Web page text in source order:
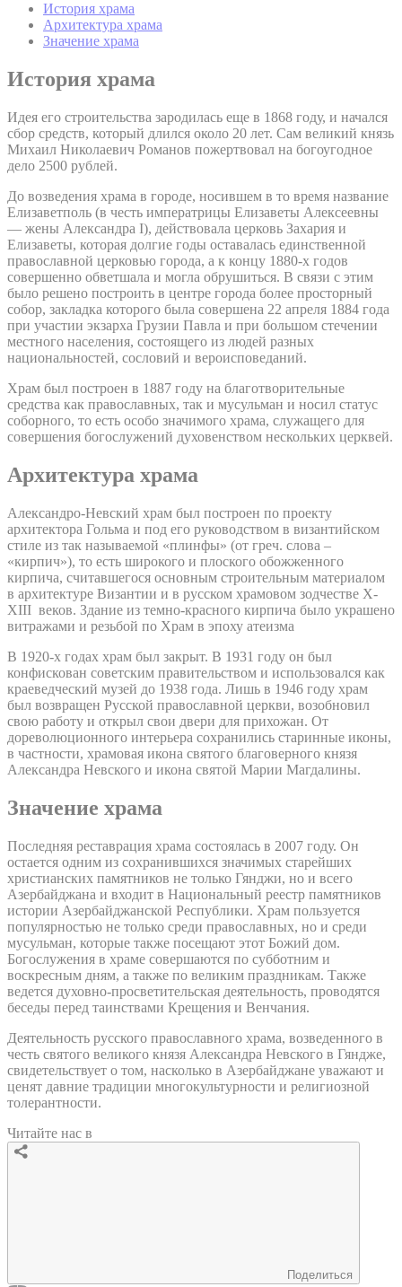
История храма
Архитектура храма
Значение храма
История храма
Идея его строительства зародилась еще в 1868 году, и начался
сбор средств, который длился около 20 лет. Сам великий князь
Михаил Николаевич Романов пожертвовал на богоугодное
дело 2500 рублей.
До возведения храма в городе, носившем в то время название
Елизаветполь (в честь императрицы Елизаветы Алексеевны
— жены Александра I), действовала церковь Захария и
Елизаветы, которая долгие годы оставалась единственной
православной церковью города, а к концу 1880-х годов
совершенно обветшала и могла обрушиться. В связи с этим
было решено построить в центре города более просторный
собор, закладка которого была совершена 22 апреля 1884 года
при участии экзарха Грузии Павла и при большом стечении
местного населения, состоящего из людей разных
национальностей, сословий и вероисповеданий.
Храм был построен в 1887 году на благотворительные
средства как православных, так и мусульман и носил статус
соборного, то есть особо значимого храма, служащего для
совершения богослужений духовенством нескольких церквей.
Архитектура храма
Александро-Невский храм был построен по проекту
архитектора Гольма и под его руководством в византийском
стиле из так называемой «плинфы» (от греч. слова –
«кирпич»), то есть широкого и плоского обожженного
кирпича, считавшегося основным строительным материалом
в архитектуре Византии и в русском храмовом зодчестве X-
XIII веков. Здание из темно-красного кирпича было украшено
витражами и резьбой по Храм в эпоху атеизма
В 1920-х годах храм был закрыт. В 1931 году он был
конфискован советским правительством и использовался как
краеведческий музей до 1938 года. Лишь в 1946 году храм
был возвращен Русской православной церкви, возобновил
свою работу и открыл свои двери для прихожан. От
дореволюционного интерьера сохранились старинные иконы,
в частности, храмовая икона святого благоверного князя
Александра Невского и икона святой Марии Магдалины.
Значение храма
Последняя реставрация храма состоялась в 2007 году. Он
остается одним из сохранившихся значимых старейших
христианских памятников не только Гянджи, но и всего
Азербайджана и входит в Национальный реестр памятников
истории Азербайджанской Республики. Храм пользуется
популярностью не только среди православных, но и среди
мусульман, которые также посещают этот Божий дом.
Богослужения в храме совершаются по субботним и
воскресным дням, а также по великим праздникам. Также
ведется духовно-просветительская деятельность, проводятся
беседы перед таинствами Крещения и Венчания.
Деятельность русского православного храма, возведенного в
честь святого великого князя Александра Невского в Гяндже,
свидетельствует о том, насколько в Азербайджане уважают и
ценят давние традиции многокультурности и религиозной
толерантности.
Читайте нас в
Поделиться